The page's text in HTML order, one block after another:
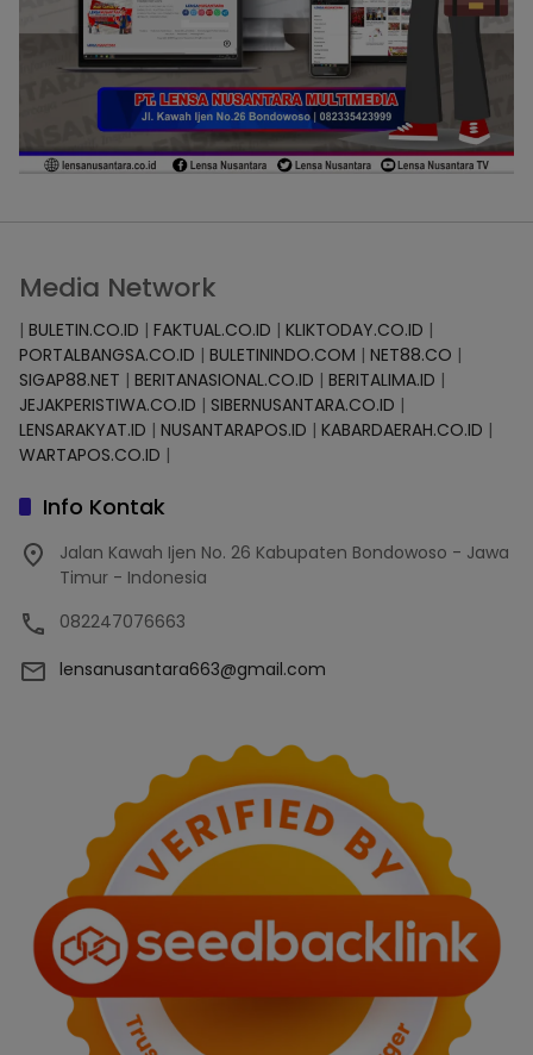
Media Network
| BULETIN.CO.ID | FAKTUAL.CO.ID | KLIKTODAY.CO.ID |
PORTALBANGSA.CO.ID | BULETININDO.COM | NET88.CO |
SIGAP88.NET | BERITANASIONAL.CO.ID | BERITALIMA.ID |
JEJAKPERISTIWA.CO.ID | SIBERNUSANTARA.CO.ID |
LENSARAKYAT.ID | NUSANTARAPOS.ID | KABARDAERAH.CO.ID |
WARTAPOS.CO.ID |
Info Kontak
Jalan Kawah Ijen No. 26 Kabupaten Bondowoso - Jawa
Timur - Indonesia
082247076663
lensanusantara663@gmail.com